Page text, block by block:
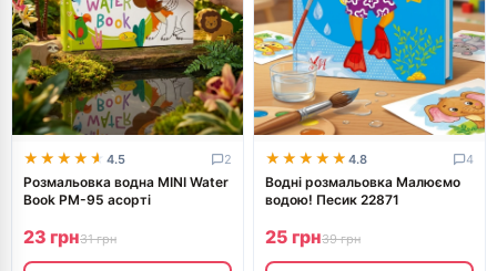
★★★★★
★★★★★ 4.5 2
Розмальовка водна MINI Water
Book РМ-95 асорті
23 грн31 грн
★★★★★
★★★★★ 4.8 4
Водні розмальовка Малюємо
водою! Песик 22871
25 грн39 грн